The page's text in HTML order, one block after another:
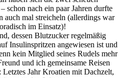
schon nach ein paar Jahren durfte
auch mal streicheln (allerdings war
im Einsatz)!
dessen Blutzucker regelmäßig
Insulinspritzen angewiesen ist und
kein Mitglied seines Rudels mehr
und ich gemeinsame Reisen
Jahr Kroatien mit Dachzelt,